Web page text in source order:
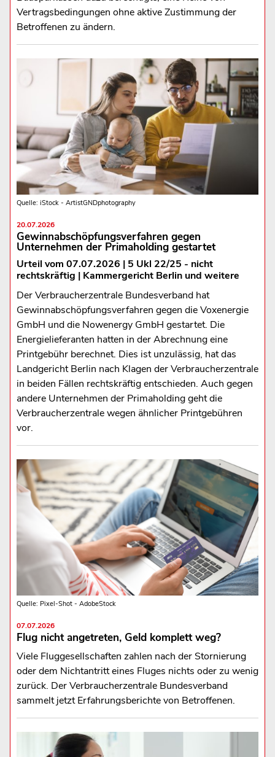
Vertragsbedingungen ohne aktive Zustimmung der
Betroffenen zu ändern.
Quelle: iStock - ArtistGNDphotography
20.07.2026
Gewinnabschöpfungsverfahren gegen
Unternehmen der Primaholding gestartet
Urteil vom 07.07.2026 | 5 Ukl 22/25 - nicht
rechtskräftig | Kammergericht Berlin und weitere
Der Verbraucherzentrale Bundesverband hat
Gewinnabschöpfungsverfahren gegen die Voxenergie
GmbH und die Nowenergy GmbH gestartet. Die
Energielieferanten hatten in der Abrechnung eine
Printgebühr berechnet. Dies ist unzulässig, hat das
Landgericht Berlin nach Klagen der Verbraucherzentrale
in beiden Fällen rechtskräftig entschieden. Auch gegen
andere Unternehmen der Primaholding geht die
Verbraucherzentrale wegen ähnlicher Printgebühren
vor.
Quelle: Pixel-Shot - AdobeStock
07.07.2026
Flug nicht angetreten, Geld komplett weg?
Viele Fluggesellschaften zahlen nach der Stornierung
oder dem Nichtantritt eines Fluges nichts oder zu wenig
zurück. Der Verbraucherzentrale Bundesverband
sammelt jetzt Erfahrungsberichte von Betroffenen.